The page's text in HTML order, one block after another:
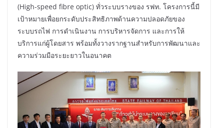
(High-speed fibre optic) ทั่วระบบรางของ รฟท. โครงการนี้มี
เป้าหมายเพื่อยกระดับประสิทธิภาพด้านความปลอดภัยของ
ระบบรถไฟ การดำเนินงาน การบริหารจัดการ และการให้
บริการแก่ผู้โดยสาร พร้อมทั้งวางรากฐานสำหรับการพัฒนาและ
ความร่วมมือระยะยาวในอนาคต